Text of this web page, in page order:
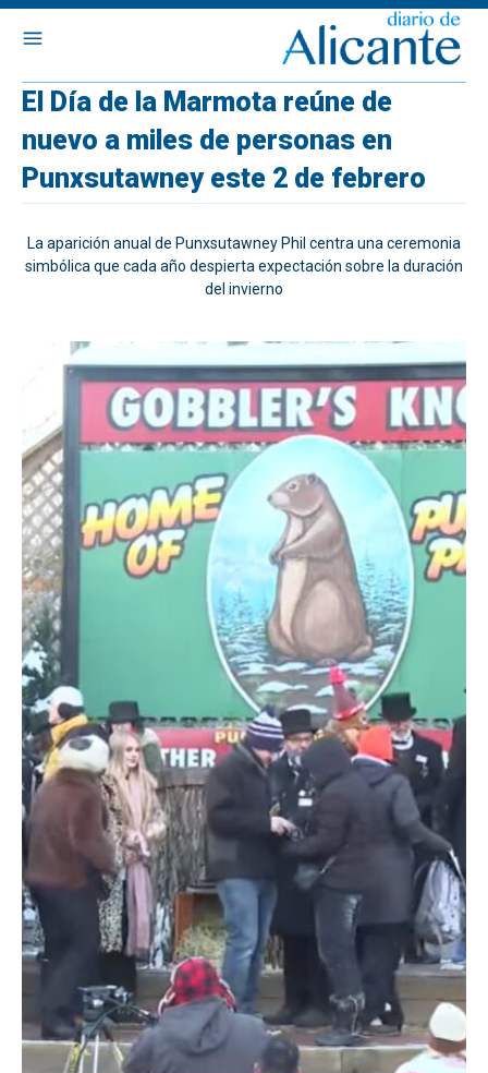
El Día de la Marmota reúne de
nuevo a miles de personas en
Punxsutawney este 2 de febrero
La aparición anual de Punxsutawney Phil centra una ceremonia
simbólica que cada año despierta expectación sobre la duración
del invierno